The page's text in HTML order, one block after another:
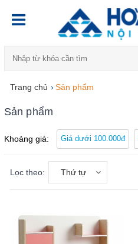
Trang chủ › Sản phẩm
Sản phẩm
Khoảng giá: Giá dưới 100.000đ
Lọc theo: Thứ tự